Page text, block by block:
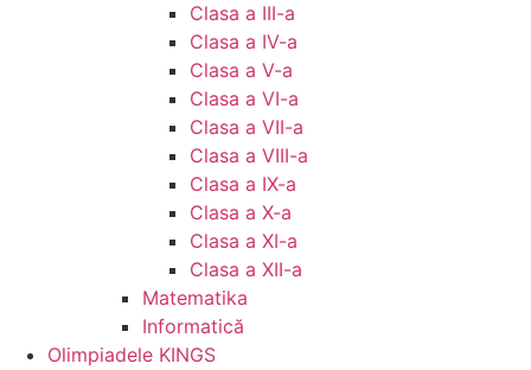
Clasa a III-a
Clasa a IV-a
Clasa a V-a
Clasa a VI-a
Clasa a VII-a
Clasa a VIII-a
Clasa a IX-a
Clasa a X-a
Clasa a XI-a
Clasa a XII-a
Matematika
Informatică
Olimpiadele KINGS